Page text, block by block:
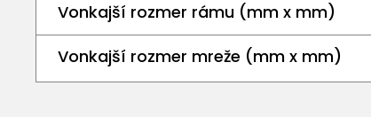
Vonkajší rozmer rámu (mm x mm)
Vonkajší rozmer mreže (mm x mm)